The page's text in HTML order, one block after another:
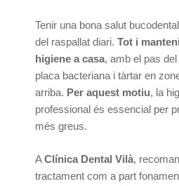
Tenir una bona salut
del raspallat diari. Tot i
higiene a casa, amb el pas
placa bacteriana i tàrtar en
arriba. Per aquest motiu, la
professional és essencial per
més greus.
AClínica Dental Vilà,
tractament com a part